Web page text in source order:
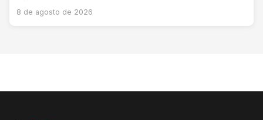
8 de agosto de 2026